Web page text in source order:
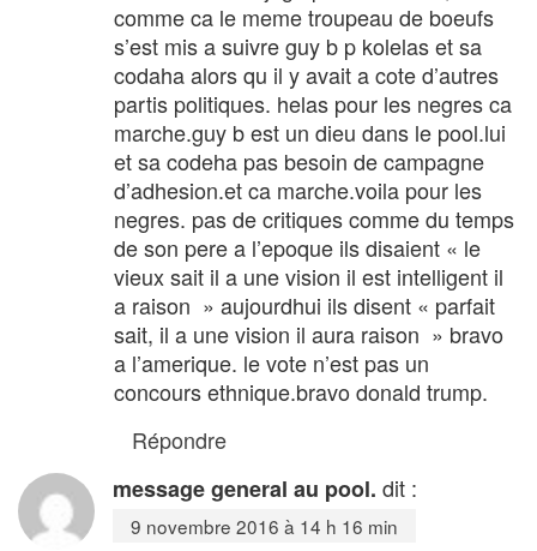
comme ca le meme troupeau de boeufs
s’est mis a suivre guy b p kolelas et sa
codaha alors qu il y avait a cote d’autres
partis politiques. helas pour les negres ca
marche.guy b est un dieu dans le pool.lui
et sa codeha pas besoin de campagne
d’adhesion.et ca marche.voila pour les
negres. pas de critiques comme du temps
de son pere a l’epoque ils disaient « le
vieux sait il a une vision il est intelligent il
a raison » aujourdhui ils disent « parfait
sait, il a une vision il aura raison » bravo
a l’amerique. le vote n’est pas un
concours ethnique.bravo donald trump.
Répondre
message general au pool. dit :
9 novembre 2016 à 14 h 16 min